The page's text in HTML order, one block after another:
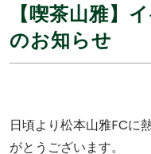
【喫茶山雅】
のお知らせ
日頃より松本山雅FCに
がとうございます。